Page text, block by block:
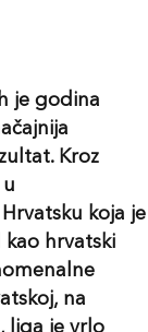
je godina
Kroz
koja je
kao hrvatski
na